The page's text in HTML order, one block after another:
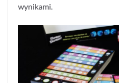
wynikami.